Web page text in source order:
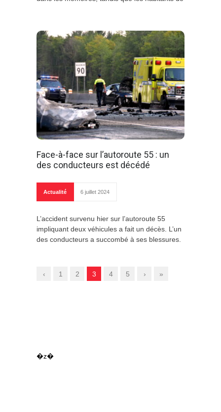
Face-à-face sur l’autoroute 55 : un
des conducteurs est décédé
Actualité 6 juillet 2024
L’accident survenu hier sur l’autoroute 55
impliquant deux véhicules a fait un décès. L’un
des conducteurs a succombé à ses blessures.
‹ 1 2 3 4 5 › »
�z�